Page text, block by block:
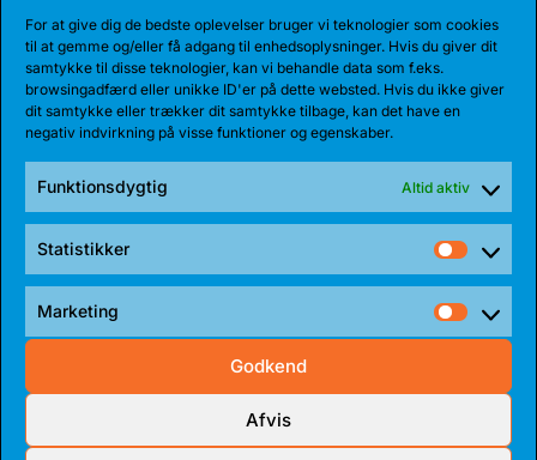
For at give dig de bedste oplevelser bruger vi teknologier som cookies
til at gemme og/eller få adgang til enhedsoplysninger. Hvis du giver dit
samtykke til disse teknologier, kan vi behandle data som f.eks.
browsingadfærd eller unikke ID'er på dette websted. Hvis du ikke giver
dit samtykke eller trækker dit samtykke tilbage, kan det have en
negativ indvirkning på visse funktioner og egenskaber.
Funktionsdygtig Altid aktiv
Statistikker
Marketing
Godkend
Afvis
Share: